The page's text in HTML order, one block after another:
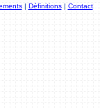
| Définitions| Contact